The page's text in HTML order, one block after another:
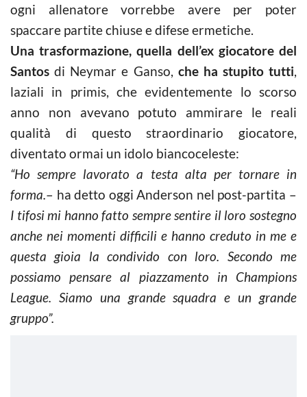
ogni allenatore vorrebbe avere per poter
spaccare partite chiuse e difese ermetiche.
Una trasformazione, quella dell’ex giocatore del
Santos di Neymar e Ganso, che ha stupito tutti,
laziali in primis, che evidentemente lo scorso
anno non avevano potuto ammirare le reali
qualità di questo straordinario giocatore,
diventato ormai un idolo biancoceleste:
“Ho sempre lavorato a testa alta per tornare in
forma.– ha detto oggi Anderson nel post-partita –
I tifosi mi hanno fatto sempre sentire il loro sostegno
anche nei momenti difficili e hanno creduto in me e
questa gioia la condivido con loro. Secondo me
possiamo pensare al piazzamento in Champions
League. Siamo una grande squadra e un grande
gruppo”.